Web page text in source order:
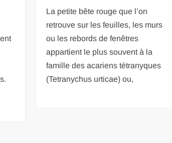
La petite bête rouge que l’on
retrouve sur les feuilles, les murs
ou les rebords de fenêtres
appartient le plus souvent à la
famille des acariens tétranyques
(Tetranychus urticae) ou,